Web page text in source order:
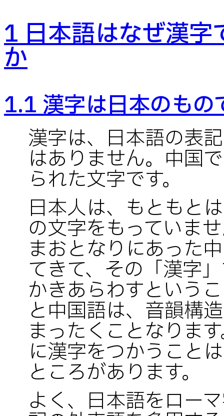
1 日本語はなぜ漢字
か
1.1 漢字は日本のもの
漢字は、日本語の表
はありません。中国
られた文字です。
日本人は、もともと
の文字をもっていま
まおとなりにあった
てきて、その「漢字
かきあらわすという
と中国語は、音韻構
まったくことなりま
に漢字をつかうこと
ところがあります。
よく、日本語をロー